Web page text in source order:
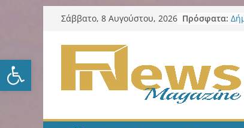
Ανοίξτε τη γραμμή
Μετάβαση
περιεχόμενο
Σάββατο, 8 Αυγούστου, 2026 Πρόσφατα:
tv